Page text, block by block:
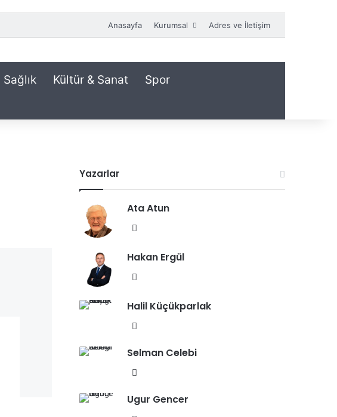
Anasayfa Kurumsal Adres ve İletişim
Sağlık Kültür & Sanat Spor
Yazarlar
Ata Atun
sit
Hakan Ergül
sit
Halil Küçükparlak
sit
Selman Celebi
sit
Ugur Gencer